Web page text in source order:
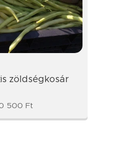
zöldségkosár
500 Ft